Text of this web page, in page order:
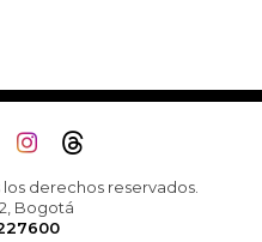
derechos reservados.
Bogotá